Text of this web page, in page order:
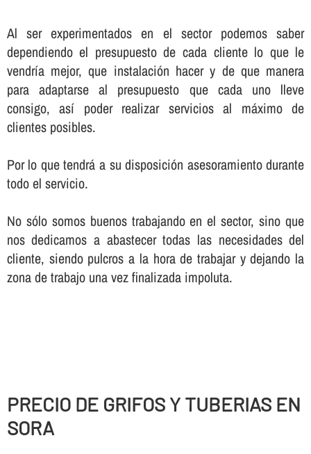
Al ser experimentados en el sector podemos saber
dependiendo el presupuesto de cada cliente lo que le
vendrí­a mejor, que instalación hacer y de que manera
para adaptarse al presupuesto que cada uno lleve
consigo, así­ poder realizar servicios al máximo de
clientes posibles.
Por lo que tendrá a su disposición asesoramiento durante
todo el servicio.
No sólo somos buenos trabajando en el sector, sino que
nos dedicamos a abastecer todas las necesidades del
cliente, siendo pulcros a la hora de trabajar y dejando la
zona de trabajo una vez finalizada impoluta.
PRECIO DE GRIFOS Y TUBERIAS EN
SORA